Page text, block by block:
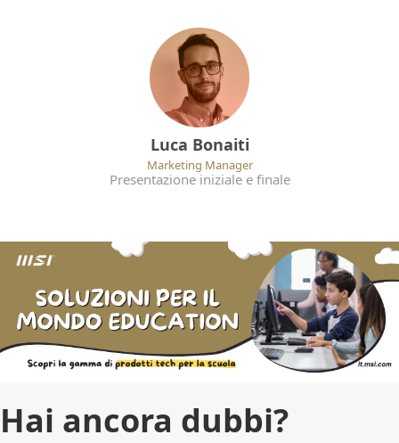
Luca Bonaiti
Marketing Manager
Presentazione iniziale e finale
Hai ancora dubbi?